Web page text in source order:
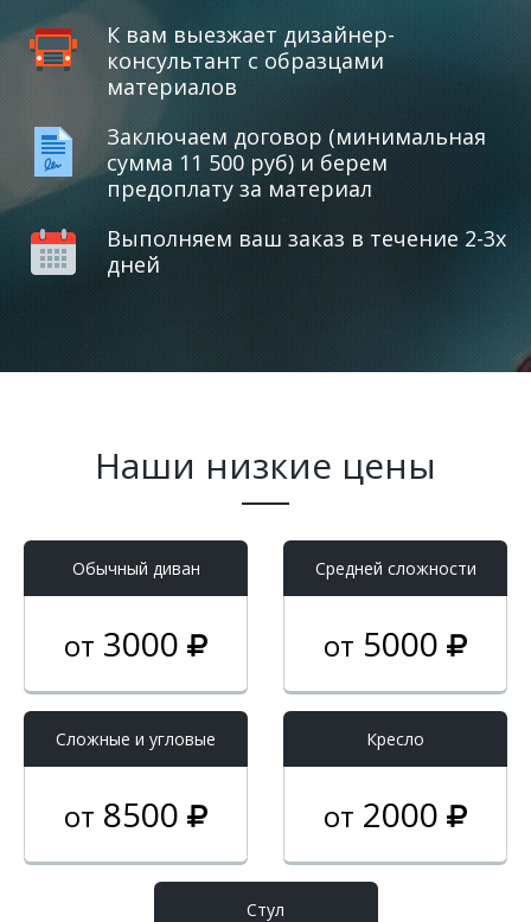
К вам выезжает дизайнер-
консультант с образцами
материалов
Заключаем договор (минимальная
сумма 11 500 руб) и берем
предоплату за материал
Выполняем ваш заказ в течение 2-3х
дней
Наши низкие цены
Обычный диван
от 3000
Средней сложности
от 5000
Cложные и угловые
от 8500
Кресло
от 2000
Стул